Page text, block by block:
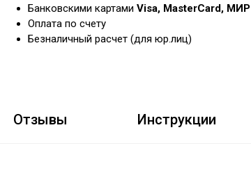
Банковскими картами Visa, MasterCard, МИР
Оплата по счету
Безналичный расчет (для юр.лиц)
Отзывы Инструкции